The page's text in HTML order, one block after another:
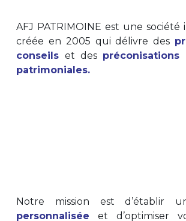
AFJ PATRIMOINE est une
créée en 2005 qui délivre des
conseils et des
patrimoniales.
Notre mission est d’établir
personnaliséeet d’optimiser